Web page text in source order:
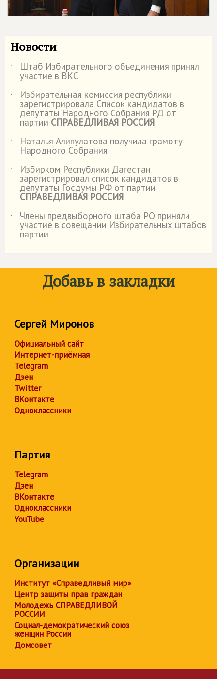
Новости
˙ Штаб Избирательного объединения принял
участие в ВКС
˙
Избирательная комиссия республики
зарегистрировала Список кандидатов в
депутаты Народного Собрания РД от
партии СПРАВЕДЛИВАЯ РОССИЯ
˙
Наталья Алипулатова получила грамоту
Народного Собрания
˙
Избирком Республики Дагестан
зарегистрировал список кандидатов в
депутаты Госдумы РФ от партии
СПРАВЕДЛИВАЯ РОССИЯ
˙
Члены предвыборного штаба РО приняли
участие в совещании Избирательных штабов
партии
Добавь в закладки
Сергей Миронов
Официальный сайт
Интернет-приёмная
Telegram
Дзен
Twitter
ВКонтакте
Одноклассники
Партия
Telegram
Дзен
ВКонтакте
Одноклассники
YouTube
Организации
Институт «Справедливый мир»
Центр защиты прав граждан
Молодежь СПРАВЕДЛИВОЙ
РОССИИ
Социал-демократический союз
женщин России
Домсовет